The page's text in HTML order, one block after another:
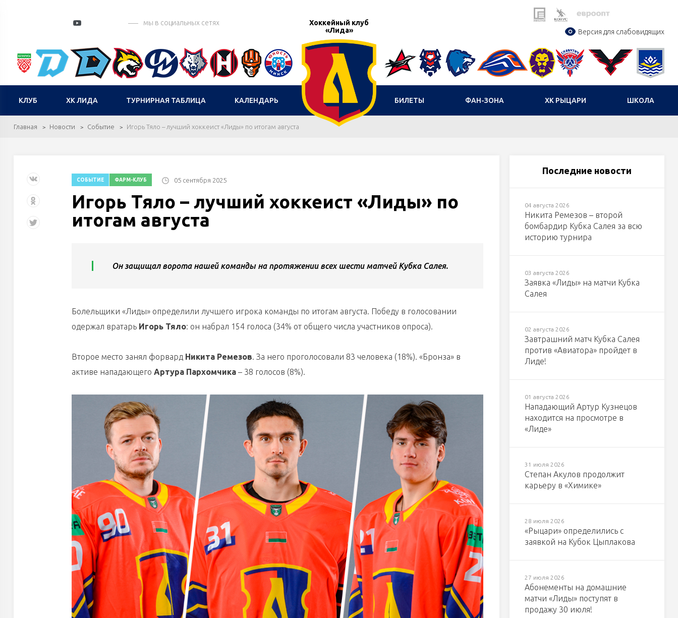
мы в социальных сетях
Версия для слабовидящих
Хоккейный клуб
«Лида»
КЛУБ ХК ЛИДА ТУРНИРНАЯ ТАБЛИЦА КАЛЕНДАРЬ БИЛЕТЫ ФАН-ЗОНА ХК РЫЦАРИ ШКОЛА
Главная Новости Событие Игорь Тяло – лучший хоккеист «Лиды» по итогам августа
СОБЫТИЕ ФАРМ-КЛУБ 05 сентября 2025
Игорь Тяло – лучший хоккеист «Лиды» по
итогам августа
Он защищал ворота нашей команды на протяжении всех шести матчей Кубка Салея.
Болельщики «Лиды» определили лучшего игрока команды по итогам августа. Победу в голосовании
одержал вратарь Игорь Тяло: он набрал 154 голоса (34% от общего числа участников опроса).
Второе место занял форвард Никита Ремезов. За него проголосовали 83 человека (18%). «Бронза» в
активе нападающего Артура Пархомчика – 38 голосов (8%).
Последние новости
04 августа 2026
Никита Ремезов – второй
бомбардир Кубка Салея за всю
историю турнира
03 августа 2026
Заявка «Лиды» на матчи Кубка
Салея
02 августа 2026
Завтрашний матч Кубка Салея
против «Авиатора» пройдет в
Лиде!
01 августа 2026
Нападающий Артур Кузнецов
находится на просмотре в
«Лиде»
31 июля 2026
Степан Акулов продолжит
карьеру в «Химике»
28 июля 2026
«Рыцари» определились с
заявкой на Кубок Цыплакова
27 июля 2026
Абонементы на домашние
матчи «Лиды» поступят в
продажу 30 июля!